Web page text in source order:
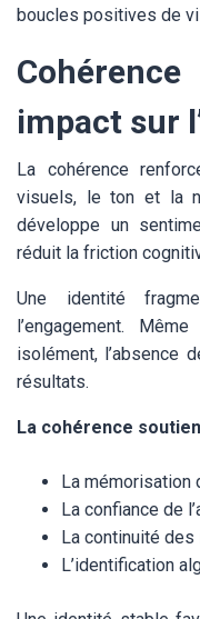
boucles positives de
impact sur
La cohérence
visuels, le ton et la
développe un
réduit la friction
Une identité
l’engagement.
isolément, l’absence
résultats.
La cohérence
La mémorisation
La confiance de
La continuité
L’identification